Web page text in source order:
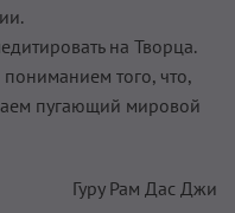
на Творца.
пониманием того, что,
пугающий мировой
Гуру Рам Дас Джи